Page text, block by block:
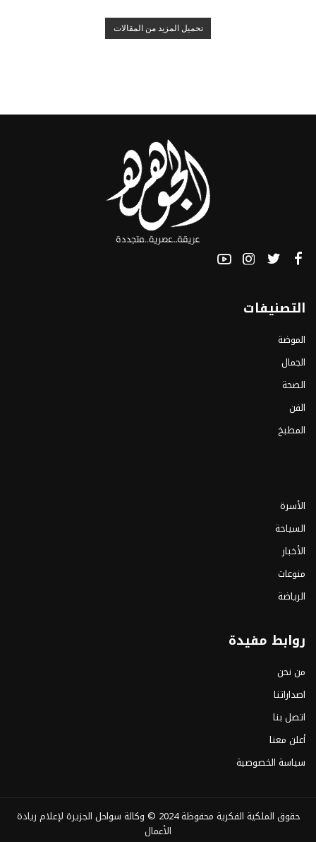
تحميل المزيد من المقالات
التصنيفات
الموضة
الجمال
الصحة
الفن
المطبخ
الأسرة
السياحة
الأخبار
منوعات
الرياضة
روابط مفيدة
من نحن
اصداراتنا
اتصل بنا
أعلن معنا
سياسة الخصوصية
حقوق الملكية الفكرية محفوظة 2024 ©
وكالة سواحل الجزيرة لإعلام ريادة
الأعمال